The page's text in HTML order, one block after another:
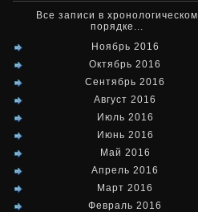
Все записи в хронологическом
порядке...
Ноябрь 2016
Октябрь 2016
Сентябрь 2016
Август 2016
Июль 2016
Июнь 2016
Май 2016
Апрель 2016
Март 2016
Февраль 2016